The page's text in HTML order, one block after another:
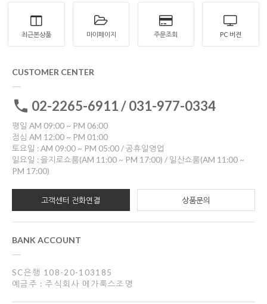
최근본상품 마이페이지 주문조회 PC 버젼
CUSTOMER CENTER
02-2265-6911 / 031-977-0334
평일 AM 09:00 ~ PM 06:00
점심 AM 12:00 ~ PM 01:00
토요일 : AM 09:00 ~ PM 05:00 / 공휴일영업
일요일 : 을지로쇼룸(AM 11:00 ~ PM 17:00) / 일산쇼룸(AM 11:00 ~
PM 17:00)
고객센터 전화연결 상품문의
BANK ACCOUNT
SC은행 108-20-103185
예금주 : 주식회사 메가룩스조명